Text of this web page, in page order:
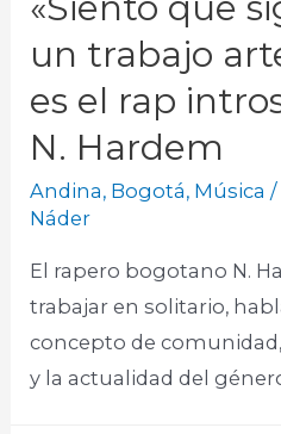
un trabajo
es el rap
N. Hardem
Andina, Bogotá, Música /
Náder
El rapero bogotano N.
trabajar en solitario,
concepto de
y la actualidad del